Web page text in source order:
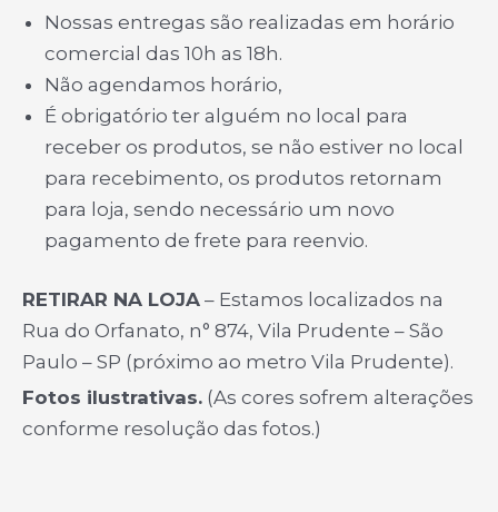
Nossas entregas são realizadas em horário
comercial das 10h as 18h.
Não agendamos horário,
É obrigatório ter alguém no local para
receber os produtos, se não estiver no local
para recebimento, os produtos retornam
para loja, sendo necessário um novo
pagamento de frete para reenvio.
RETIRAR NA LOJA – Estamos localizados na
Rua do Orfanato, n° 874, Vila Prudente – São
Paulo – SP (próximo ao metro Vila Prudente).
Fotos ilustrativas. (As cores sofrem alterações
conforme resolução das fotos.)